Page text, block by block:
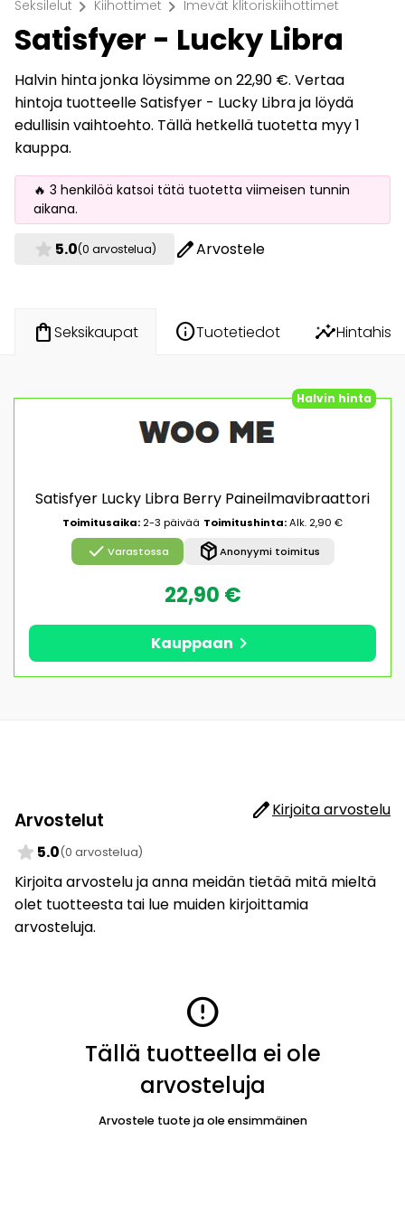
Seksilelut chevron_right Kiihottimet chevron_right Imevät klitoriskiihottimet
Satisfyer - Lucky Libra
Halvin hinta jonka löysimme on 22,90 €. Vertaa
hintoja tuotteelle Satisfyer - Lucky Libra ja löydä
edullisin vaihtoehto. Tällä hetkellä tuotetta myy 1
kauppa.
🔥 3 henkilöä katsoi tätä tuotetta viimeisen tunnin
aikana.
star 5.0(0 arvostelua) editArvostele
shopping_bagSeksikaupat infoTuotetiedot insights
Halvin hinta
Satisfyer Lucky Libra Berry Paineilmavibraattori
Toimitusaika: 2-3 päivää Toimitushinta:Alk. 2,90 €
check Varastossa package_2Anonyymi toimitus
22,90 €
Kauppaan chevron_right
Arvostelut editKirjoita arvostelu
star 5.0(0 arvostelua)
Kirjoita arvostelu ja anna meidän tietää mitä mieltä
olet tuotteesta tai lue muiden kirjoittamia
arvosteluja.
error
Tällä tuotteella ei ole
arvosteluja
Arvostele tuote ja ole ensimmäinen